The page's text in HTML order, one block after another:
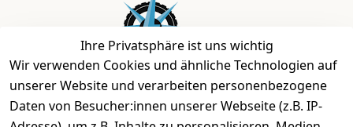
Ihre Privatsphäre ist uns wichtig
Wir verwenden Cookies und ähnliche Technologien auf
unserer Website und verarbeiten personenbezogene
Daten von Besucher:innen unserer Webseite (z.B. IP-
Bei uns findest Du das richtige Fahrgefühl. Auf über